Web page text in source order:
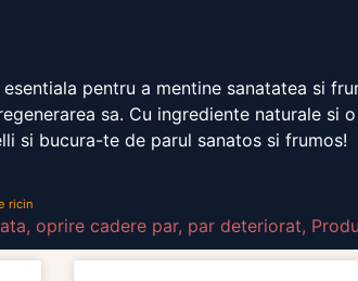
pentru a mentine sanatatea si
sa. Cu ingrediente naturale
si bucura-te de parul sanatos si frumos!
ricin
, oprire cadere par, par deteriorat,